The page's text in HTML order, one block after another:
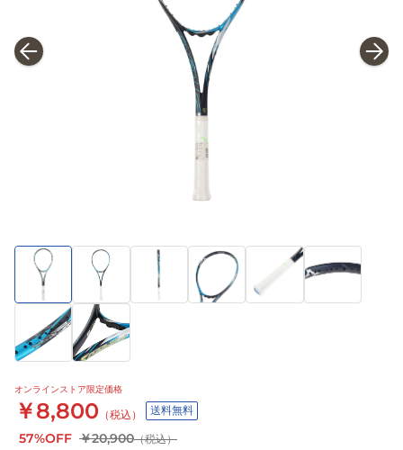
オンラインストア限定価格
￥8,800 （税込） 送料無料
57%OFF ￥20,900（税込）